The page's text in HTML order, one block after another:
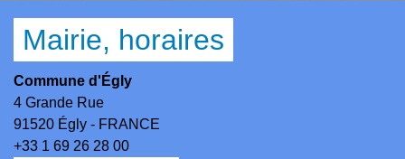
Mairie, horaires
Commune d'Égly
4 Grande Rue
91520 Égly - FRANCE
+33 1 69 26 28 00